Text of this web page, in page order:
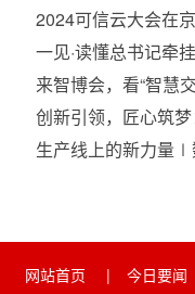
2024可信云大会在
一见·读懂总书记牵
来智博会，看“智慧
创新引领，匠心筑
生产线上的新力量∣
网站首页 | 今日要闻